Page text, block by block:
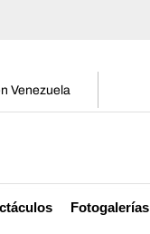
Venezuela
Fotogalerías